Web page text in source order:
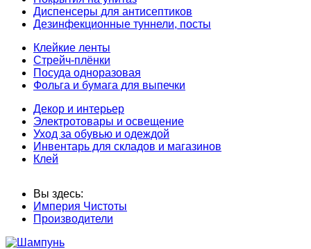
Диспенсеры для антисептиков
Дезинфекционные туннели, посты
Клейкие ленты
Стрейч-плёнки
Посуда одноразовая
Фольга и бумага для выпечки
Декор и интерьер
Электротовары и освещение
Уход за обувью и одеждой
Инвентарь для складов и магазинов
Клей
Вы здесь:
Империя Чистоты
Производители